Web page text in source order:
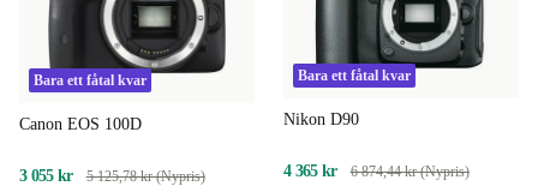
Bara ett fåtal kvar
Canon EOS 100D
3 055 kr 5 125,78 kr (Nypris)
Bara ett fåtal kvar
Nikon D90
4 365 kr 6 874,44 kr (Nypris)